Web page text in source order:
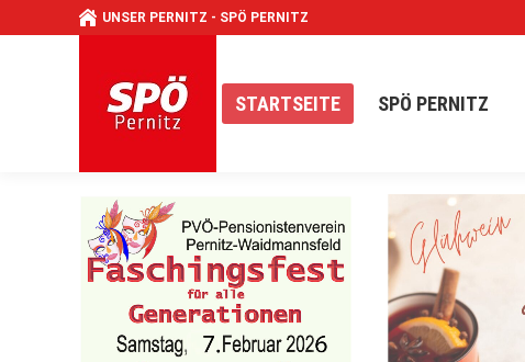
UNSER PERNITZ - SPÖ PERNITZ
STARTSEITE SPÖ PERNITZ
STARTSEITE SPÖ PERNITZ